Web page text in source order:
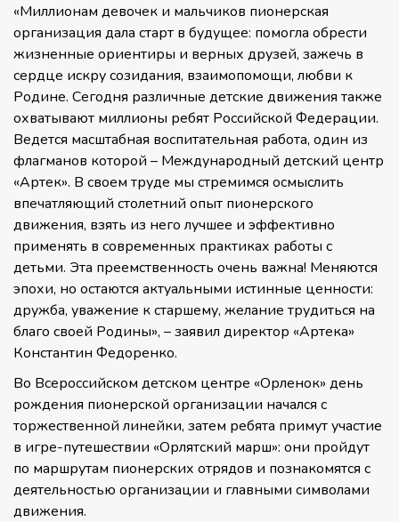
«Миллионам девочек и мальчиков пионерская
организация дала старт в будущее: помогла обрести
жизненные ориентиры и верных друзей, зажечь в
сердце искру созидания, взаимопомощи, любви к
Родине. Сегодня различные детские движения также
охватывают миллионы ребят Российской Федерации.
Ведется масштабная воспитательная работа, один из
флагманов которой – Международный детский центр
«Артек». В своем труде мы стремимся осмыслить
впечатляющий столетний опыт пионерского
движения, взять из него лучшее и эффективно
применять в современных практиках работы с
детьми. Эта преемственность очень важна! Меняются
эпохи, но остаются актуальными истинные ценности:
дружба, уважение к старшему, желание трудиться на
благо своей Родины», – заявил директор «Артека»
Константин Федоренко.
Во Всероссийском детском центре «Орленок» день
рождения пионерской организации начался с
торжественной линейки, затем ребята примут участие
в игре-путешествии «Орлятский марш»: они пройдут
по маршрутам пионерских отрядов и познакомятся с
деятельностью организации и главными символами
движения.